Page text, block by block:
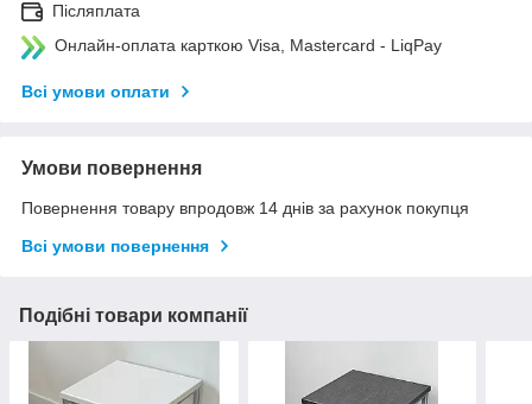
Післяплата
Онлайн-оплата карткою Visa, Mastercard - LiqPay
Всі умови оплати
Умови повернення
Повернення товару впродовж 14 днів за рахунок покупця
Всі умови повернення
Подібні товари компанії